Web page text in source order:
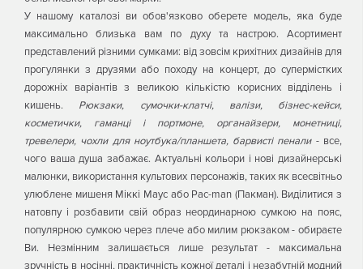
У нашому каталозі ви обов'язково оберете модель, яка буде
максимально близька вам по духу та настрою. Асортимент
представлений різними сумками: від зовсім крихітних дизайнів для
прогулянки з друзями або походу на концерт, до супермістких
дорожніх варіантів з великою кількістю корисних відділень і
кишень. Рюкзаки, сумочки-клатчі, валізи, бізнес-кейси,
косметички, гаманці і портмоне, органайзери, монетниці,
тревелери, чохли для ноутбука/планшета, барвисті пенали- все,
чого ваша душа забажає. Актуальні кольори і нові дизайнерські
малюнки, використання культових персонажів, таких як всесвітньо
улюблене мишеня Міккі Маус або Pac-man (Пакман). Виділитися з
натовпу і розбавити свій образ неординарною сумкою на пояс,
популярною сумкою через плече або милим рюкзаком - обираєте
Ви. Незмінним залишається лише результат - максимальна
зручність в носінні, практичність кожної деталі і незабутній модний